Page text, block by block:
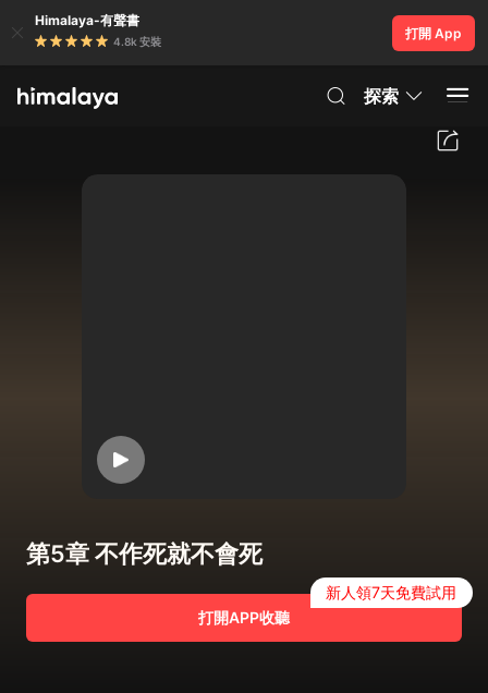
Himalaya-有聲書
4.8k 安裝
打開 App
探索
第5章 不作死就不會死
打開APP收聽
新人領7天免費試用